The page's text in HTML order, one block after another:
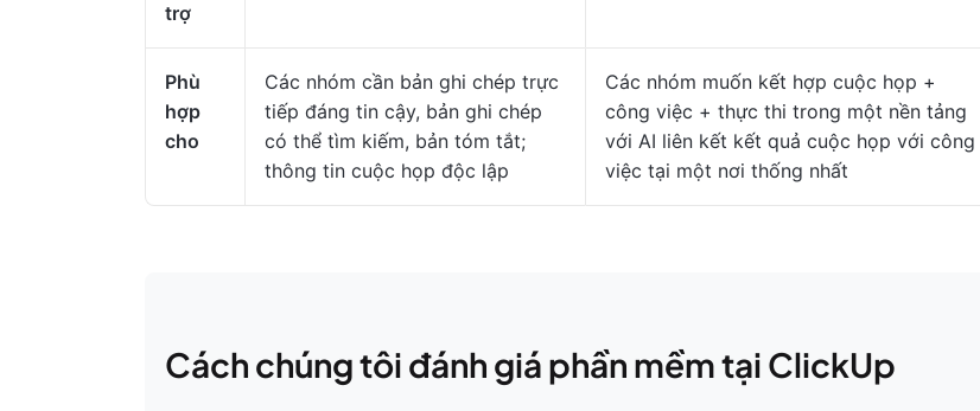
trợ
Phù
hợp
cho
Các nhóm cần bản ghi chép trực
tiếp đáng tin cậy, bản ghi chép
có thể tìm kiếm, bản tóm tắt;
thông tin cuộc họp độc lập
Các nhóm muốn kết hợp cuộc họp +
công việc + thực thi trong một nền tảng
với AI liên kết kết quả cuộc họp với công
việc tại một nơi thống nhất
Cách chúng tôi đánh giá phần mềm tại ClickUp